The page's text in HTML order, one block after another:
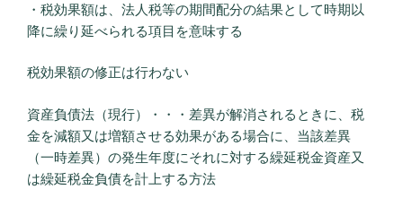
・税効果額は、法人税等の期間配分の結果として時期以
降に繰り延べられる項目を意味する
税効果額の修正は行わない
資産負債法（現行）・・・差異が解消されるときに、税
金を減額又は増額させる効果がある場合に、当該差異
（一時差異）の発生年度にそれに対する繰延税金資産又
は繰延税金負債を計上する方法